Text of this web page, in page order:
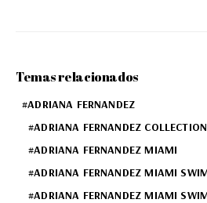
Temas relacionados
ADRIANA FERNANDEZ
ADRIANA FERNANDEZ COLLECTION
ADRIANA FERNANDEZ MIAMI
ADRIANA FERNANDEZ MIAMI
ADRIANA FERNANDEZ MIAMI